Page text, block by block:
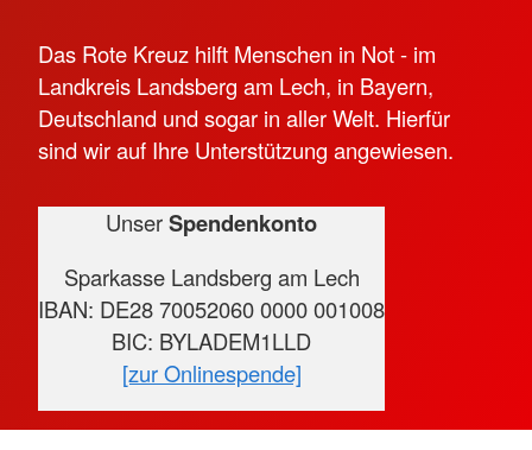
Das Rote Kreuz hilft Menschen in Not - im
Landkreis Landsberg am Lech, in Bayern,
Deutschland und sogar in aller Welt. Hierfür
sind wir auf Ihre Unterstützung angewiesen.
UnserSpendenkonto
Sparkasse Landsberg am Lech
IBAN: DE28 70052060 0000 001008
BIC: BYLADEM1LLD
[zur Onlinespende]